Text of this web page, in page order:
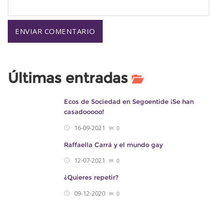
Últimas entradas
Ecos de Sociedad en Segoentide ¡Se han
casadooooo!
16-09-2021 0
Raffaella Carrá y el mundo gay
12-07-2021 0
¿Quieres repetir?
09-12-2020 0